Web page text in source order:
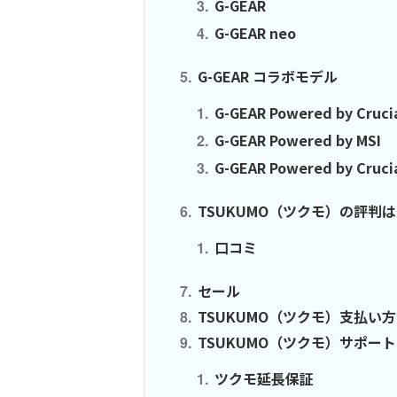
G-GEAR
G-GEAR neo
G-GEAR コラボモデル
G-GEAR Powered by
G-GEAR Powered by MSI
G-GEAR Powered by
TSUKUMO（ツクモ）の評判は
口コミ
セール
TSUKUMO（ツクモ）支払い
TSUKUMO（ツクモ）サポー
ツクモ延長保証